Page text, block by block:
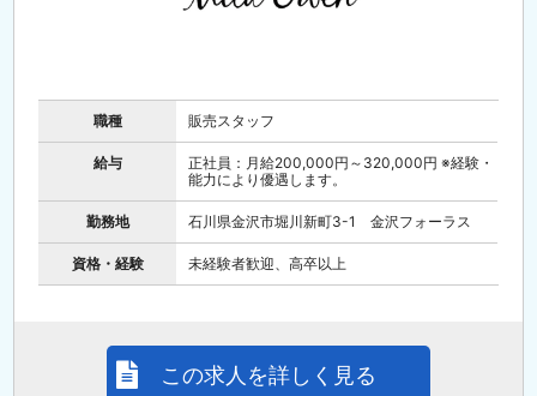
職種 販売スタッフ
給与
正社員：月給200,000円～320,000円 ※経験・
能力により優遇します。
勤務地 石川県金沢市堀川新町3-1 金沢フォーラス
資格・経験 未経験者歓迎、高卒以上
この求人を詳しく見る